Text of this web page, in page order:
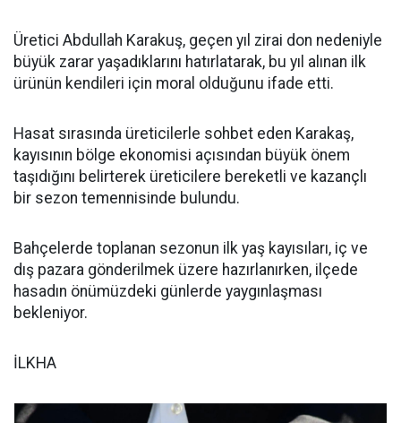
Üretici Abdullah Karakuş, geçen yıl zirai don nedeniyle
büyük zarar yaşadıklarını hatırlatarak, bu yıl alınan ilk
ürünün kendileri için moral olduğunu ifade etti.
Hasat sırasında üreticilerle sohbet eden Karakaş,
kayısının bölge ekonomisi açısından büyük önem
taşıdığını belirterek üreticilere bereketli ve kazançlı
bir sezon temennisinde bulundu.
Bahçelerde toplanan sezonun ilk yaş kayısıları, iç ve
dış pazara gönderilmek üzere hazırlanırken, ilçede
hasadın önümüzdeki günlerde yaygınlaşması
bekleniyor.
İLKHA